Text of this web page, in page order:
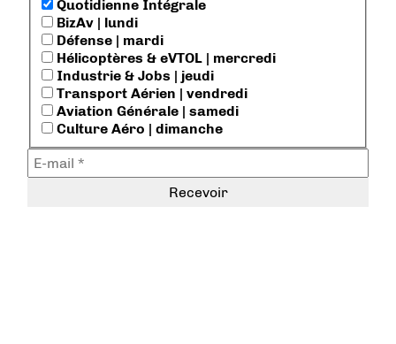
Quotidienne Intégrale
BizAv | lundi
Défense | mardi
Hélicoptères & eVTOL | mercredi
Industrie & Jobs | jeudi
Transport Aérien | vendredi
Aviation Générale | samedi
Culture Aéro | dimanche